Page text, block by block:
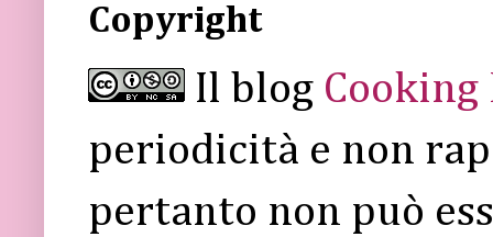
Copyright
Il blog Cooking
periodicità e non
pertanto non può